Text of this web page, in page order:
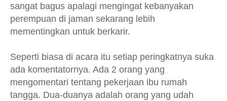
sangat bagus apalagi mengingat kebanyakan
perempuan di jaman sekarang lebih
mementingkan untuk berkarir.
Seperti biasa di acara itu setiap peringkatnya suka
ada komentatornya. Ada 2 orang yang
mengomentari tentang pekerjaan ibu rumah
tangga. Dua-duanya adalah orang yang udah